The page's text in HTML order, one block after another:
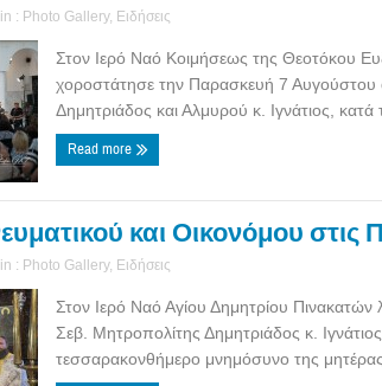
in : Photo Gallery, Ειδήσεις
Στον Ιερό Ναό Κοιμήσεως της Θεοτόκου
χοροστάτησε την Παρασκευή 7 Αυγούστου
Δημητριάδος και Αλμυρού κ. Ιγνάτιος, κατά
Read more
και Οικονόμου στις
in : Photo Gallery, Ειδήσεις
Στον Ιερό Ναό Αγίου Δημητρίου Πινακατών
Σεβ. Μητροπολίτης Δημητριάδος κ.
τεσσαρακονθήμερο μνημόσυνο της μητέρας